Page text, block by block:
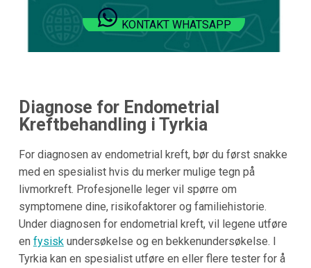
KONTAKT WHATSAPP
Diagnose for Endometrial
Kreftbehandling i Tyrkia
For diagnosen av endometrial kreft, bør du først snakke
med en spesialist hvis du merker mulige tegn på
livmorkreft. Profesjonelle leger vil spørre om
symptomene dine, risikofaktorer og familiehistorie.
Under diagnosen for endometrial kreft, vil legene utføre
en fysisk undersøkelse og en bekkenundersøkelse. I
Tyrkia kan en spesialist utføre en eller flere tester for å